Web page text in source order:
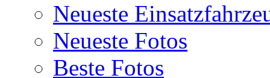
Neueste
Neueste Fotos
Beste Fotos